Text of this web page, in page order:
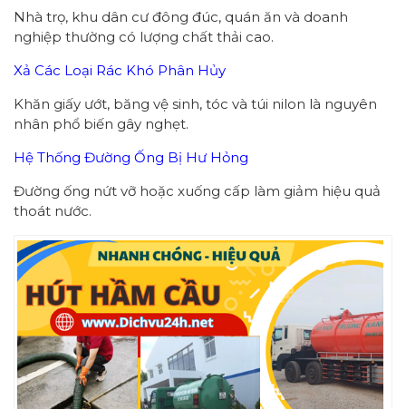
Nhà trọ, khu dân cư đông đúc, quán ăn và doanh
nghiệp thường có lượng chất thải cao.
Xả Các Loại Rác Khó Phân Hủy
Khăn giấy ướt, băng vệ sinh, tóc và túi nilon là nguyên
nhân phổ biến gây nghẹt.
Hệ Thống Đường Ống Bị Hư Hỏng
Đường ống nứt vỡ hoặc xuống cấp làm giảm hiệu quả
thoát nước.